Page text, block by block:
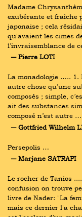
Madame
exubérante et fraîche
japonaise ; cela
qu'avaient les cimes
l'invraisemblance de
― Pierre LOTI
La monadologie ….. 1.
autre chose qu’une
composés ; simple,
ait des substances
composé n’est autre …
― Gottfried Wilhelm
Persepolis …
― Marjane SATRAPI
Le rocher de Tanios
confusion on trouve
livre de Nader: "La
mais ce dernier l'a